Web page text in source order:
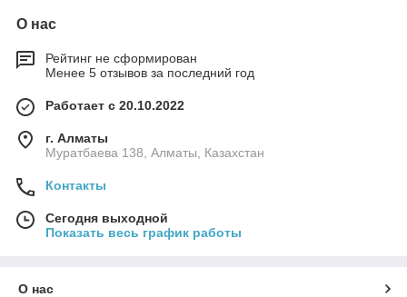
О нас
Рейтинг не сформирован
Менее 5 отзывов за последний год
Работает с 20.10.2022
г. Алматы
Муратбаева 138, Алматы, Казахстан
Контакты
Сегодня выходной
Показать весь график работы
О нас